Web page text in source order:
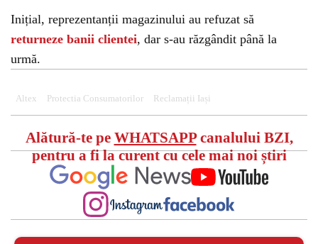
Inițial, reprezentanții magazinului au refuzat să
returneze banii clientei, dar s-au răzgândit până la
urmă.
Altex Protectia Consumatorilor Reclamații Iași
Alătură-te pe WHATSAPPcanalului BZI,
pentru a fi la curent cu cele mai noi știri